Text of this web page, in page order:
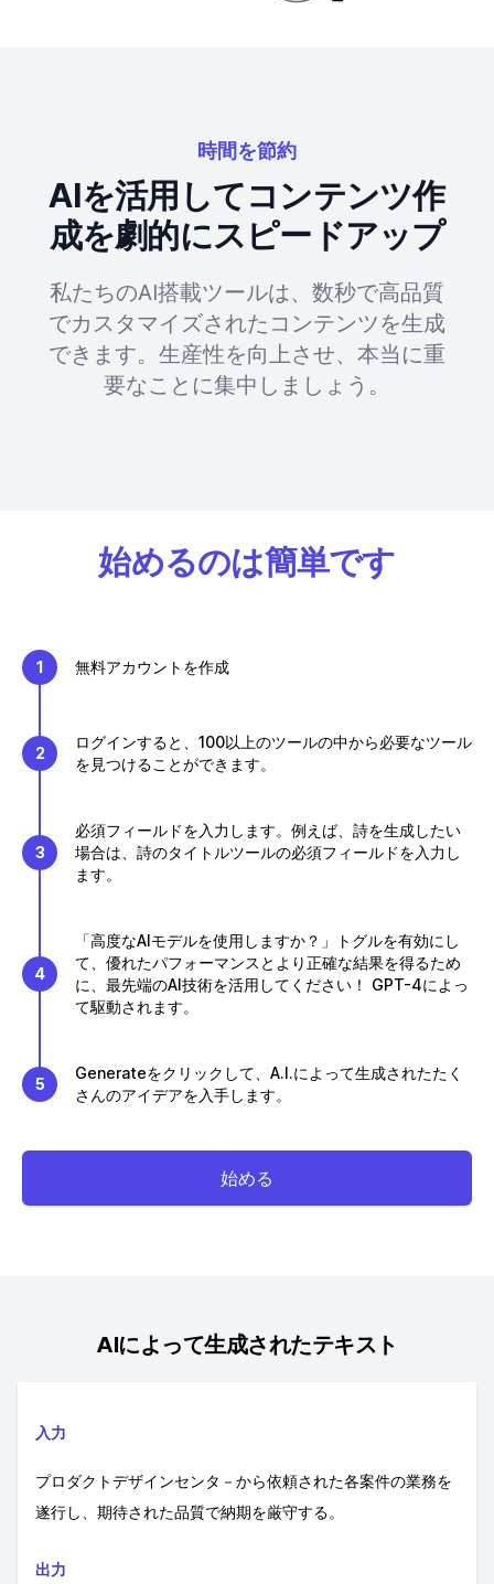
時間を節約
AIを活用してコンテンツ作
成を劇的にスピードアップ
私たちのAI搭載ツールは、数秒で高品質
でカスタマイズされたコンテンツを生成
できます。生産性を向上させ、本当に重
要なことに集中しましょう。
始めるのは簡単です
1 無料アカウントを作成
2
ログインすると、100以上のツールの中から必要なツール
を見つけることができます。
3
必須フィールドを入力します。例えば、詩を生成したい
場合は、詩のタイトルツールの必須フィールドを入力し
ます。
4
「高度なAIモデルを使用しますか？」トグルを有効にし
て、優れたパフォーマンスとより正確な結果を得るため
に、最先端のAI技術を活用してください！ GPT-4によっ
て駆動されます。
5
Generateをクリックして、A.I.によって生成されたたく
さんのアイデアを入手します。
始める
AIによって生成されたテキスト
入力
プロダクトデザインセンタ－から依頼された各案件の業務を
遂行し、期待された品質で納期を厳守する。
出力